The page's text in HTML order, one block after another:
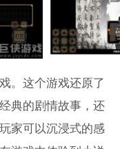
。这个游戏还原了
典的剧情故事，还
家可以沉浸式的感